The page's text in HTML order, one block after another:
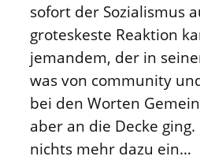
sofort der Sozialismus
groteskeste Reaktion
jemandem, der in
was von community
bei den Worten
aber an die Decke
nichts mehr dazu ein…